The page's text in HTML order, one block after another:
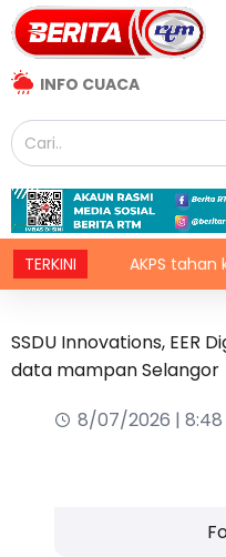
INFO CUACA
TERKINIAKPS tahan
SSDU Innovations, EER
data mampan Selangor
8/07/2026 |